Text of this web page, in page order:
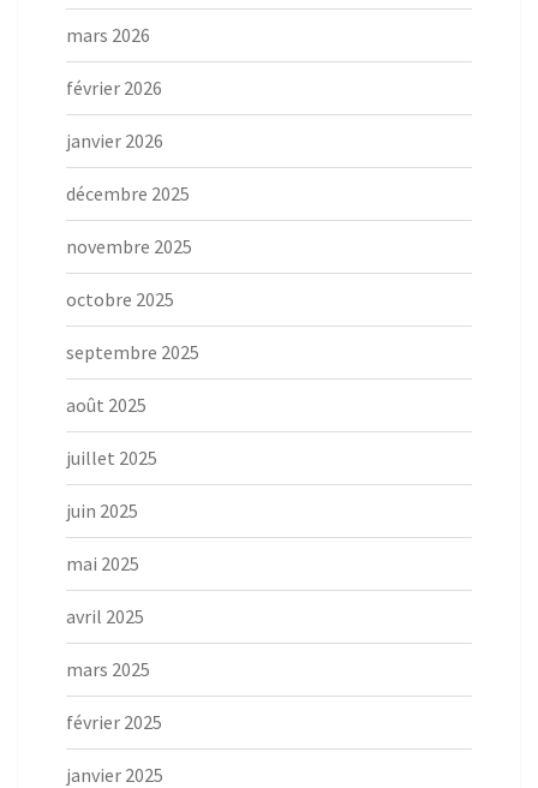
mars 2026
février 2026
janvier 2026
décembre 2025
novembre 2025
octobre 2025
septembre 2025
août 2025
juillet 2025
juin 2025
mai 2025
avril 2025
mars 2025
février 2025
janvier 2025